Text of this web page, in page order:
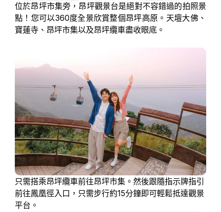
位於昂坪市集旁，昂坪觀景台是絕對不容錯過的拍照景
點！您可以360度全景欣賞整個昂坪高原。天壇大佛、
寶蓮寺、昂坪市集以及昂坪纜車盡收眼底。
只需搭乘昂坪纜車前往昂坪市集。然後跟隨指示牌指引
前往鳳凰徑入口，只需步行約15分鐘即可輕鬆抵達觀景
平台。